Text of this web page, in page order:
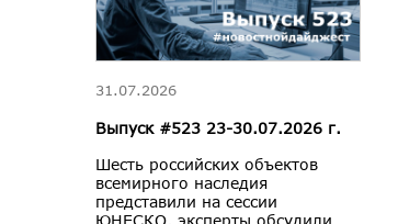
31.07.2026
Выпуск #523 23-30.07.2026 г.
Шесть российских объектов
всемирного наследия
представили на сессии